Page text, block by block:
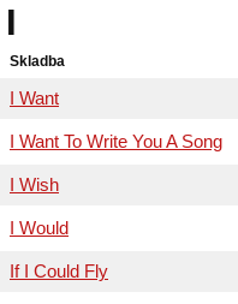
I
Skladba
I Want
I Want To Write You A Song
I Wish
I Would
If I Could Fly